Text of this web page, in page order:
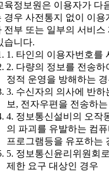
정보원은 이용자가 다
경우 사전통지 없이 이용
전부 또는 일부의 서비스
습니다.
1. 타인의 이용자번호를
2. 다량의 정보를 전송하
정적 운영을 방해하는
3. 수신자의 의사에 반하
보, 전자우편을 전송하
4. 정보통신설비의 오작
의 파괴를 유발하는 컴
프로그램등을 유포하는
5. 정보통신윤리위원회
제한 요구 대상인 경우